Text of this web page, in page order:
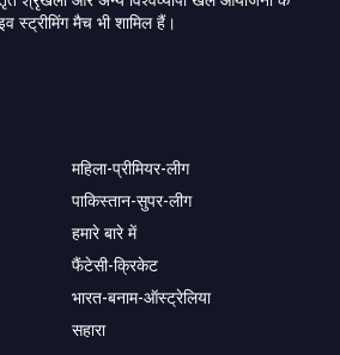
स्ट्रीमिंग मैच भी शामिल हैं।
महिला-प्रीमियर-लीग
पाकिस्तान-सुपर-लीग
हमारे बारे में
फैंटेसी-क्रिकेट
भारत-बनाम-ऑस्ट्रेलिया
सहारा